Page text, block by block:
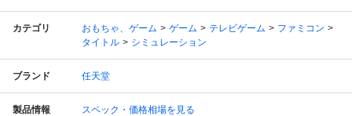
カテゴリ おもちゃ、ゲーム ゲーム テレビゲーム
ファミコン
タイトル
シミュレーション
ブランド 任天堂
製品情報 スペック・価格相場を見る